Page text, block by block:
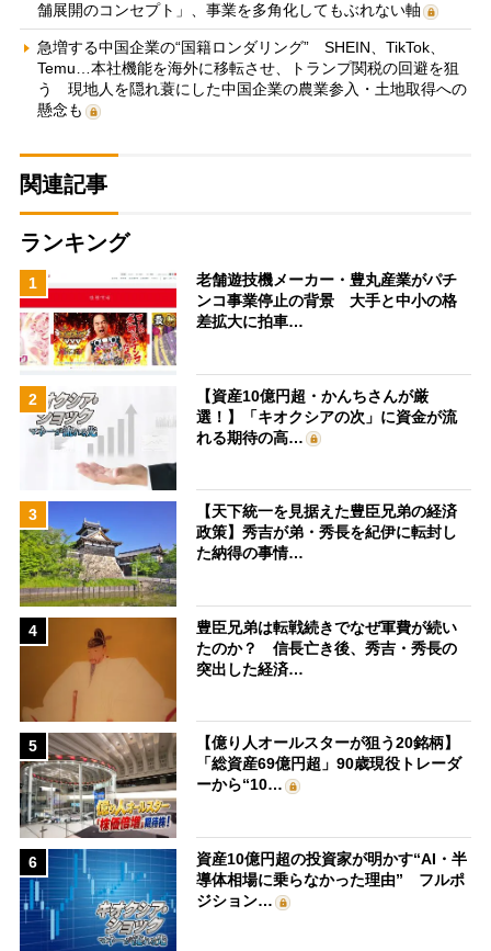
舗展開のコンセプト」、事業を多角化してもぶれない軸
急増する中国企業の“国籍ロンダリング” SHEIN、TikTok、
Temu…本社機能を海外に移転させ、トランプ関税の回避を狙
う 現地人を隠れ蓑にした中国企業の農業参入・土地取得への
懸念も
関連記事
ランキング
1
老舗遊技機メーカー・豊丸産業がパチ
ンコ事業停止の背景 大手と中小の格
差拡大に拍車…
2
【資産10億円超・かんちさんが厳
選！】「キオクシアの次」に資金が流
れる期待の高…
3
【天下統一を見据えた豊臣兄弟の経済
政策】秀吉が弟・秀長を紀伊に転封し
た納得の事情…
4
豊臣兄弟は転戦続きでなぜ軍費が続い
たのか？ 信長亡き後、秀吉・秀長の
突出した経済…
5
【億り人オールスターが狙う20銘柄】
「総資産69億円超」90歳現役トレーダ
ーから“10…
6
資産10億円超の投資家が明かす“AI・半
導体相場に乗らなかった理由” フルポ
ジション…